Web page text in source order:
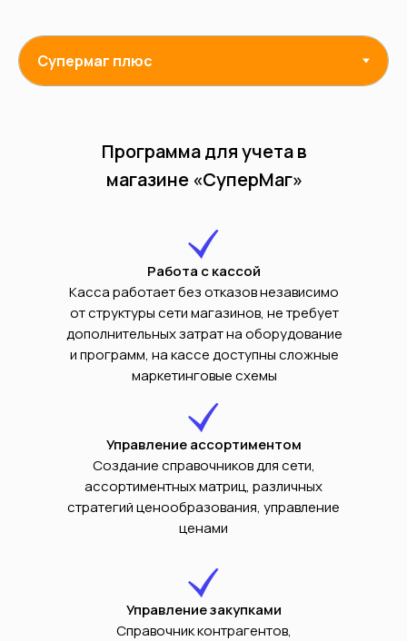
Программа для учета в
магазине «CуперМаг»
Работа с кассой
Касса работает без отказов независимо
от структуры сети магазинов, не требует
дополнительных затрат на оборудование
и программ, на кассе доступны сложные
маркетинговые схемы
Управление ассортиментом
Создание справочников для сети,
ассортиментных матриц, различных
стратегий ценообразования, управление
ценами
Управление закупками
Справочник контрагентов,